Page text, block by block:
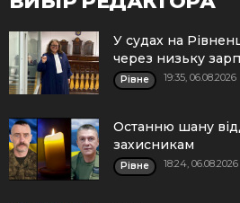
У судах на
через низьку
Рівне 19:35, 06.08.2026
Останню шану
захисникам
Рівне 18:24, 06.08.2026